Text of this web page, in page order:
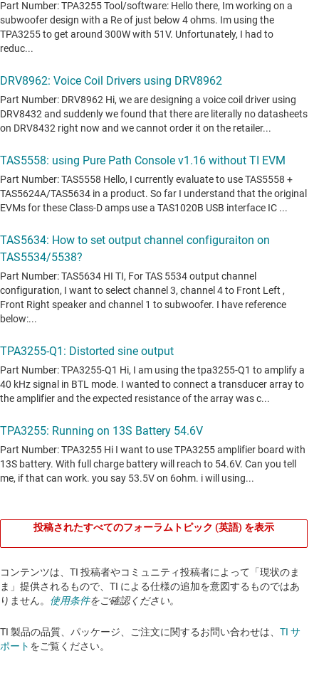
投稿されたすべてのフォーラムトピック (英語) を表示
コンテンツは、TI 投稿者やコミュニティ投稿者によって「現状のま
ま」提供されるもので、TI による仕様の追加を意図するものではあ
りません。 使用条件をご確認ください。
TI 製品の品質、パッケージ、ご注文に関するお問い合わせは、 TI サ
ポート をご覧ください。​​​​​​​​​​​​​​